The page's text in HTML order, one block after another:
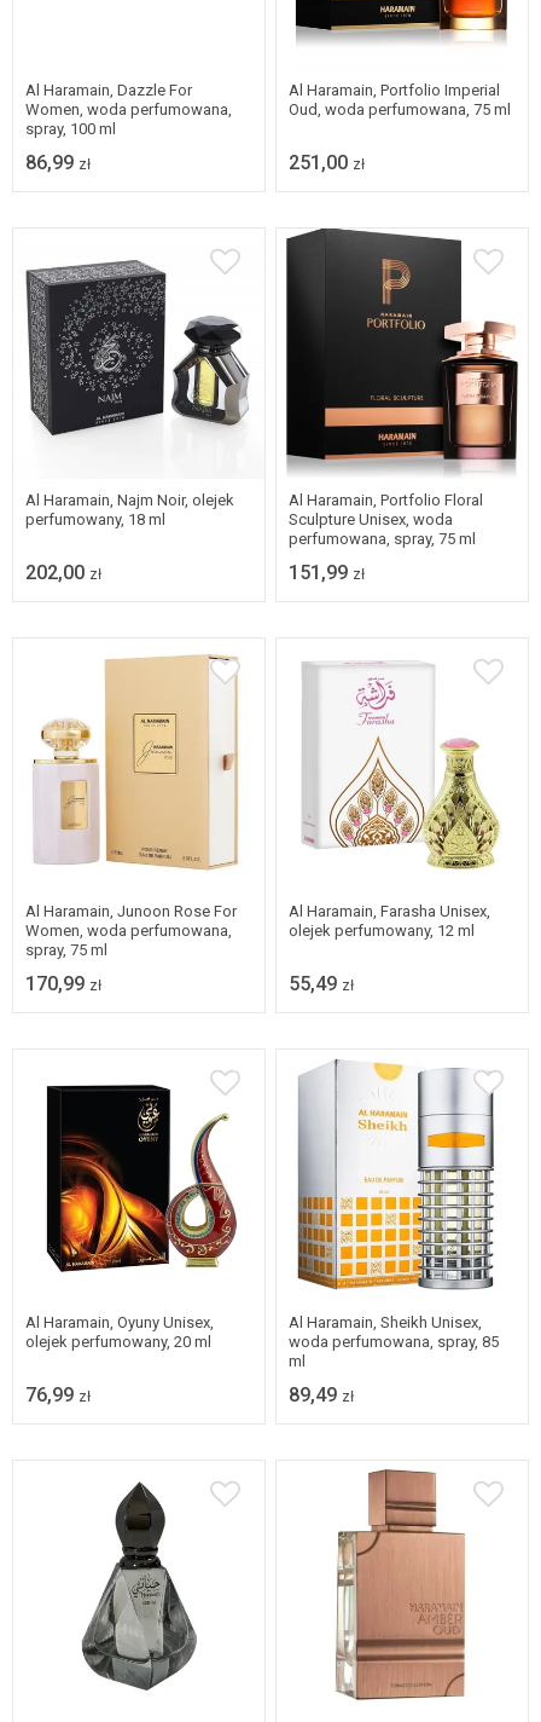
Al Haramain, Dazzle For
Women, woda perfumowana,
spray, 100 ml
86,99 zł
Al Haramain, Portfolio Imperial
Oud, woda perfumowana, 75 ml
251,00 zł
Al Haramain, Najm Noir, olejek
perfumowany, 18 ml
202,00 zł
Al Haramain, Portfolio Floral
Sculpture Unisex, woda
perfumowana, spray, 75 ml
151,99 zł
Al Haramain, Junoon Rose For
Women, woda perfumowana,
spray, 75 ml
170,99 zł
Al Haramain, Farasha Unisex,
olejek perfumowany, 12 ml
55,49 zł
Al Haramain, Oyuny Unisex,
olejek perfumowany, 20 ml
76,99 zł
Al Haramain, Sheikh Unisex,
woda perfumowana, spray, 85
ml
89,49 zł